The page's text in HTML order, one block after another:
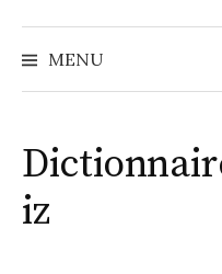
MENU
iz